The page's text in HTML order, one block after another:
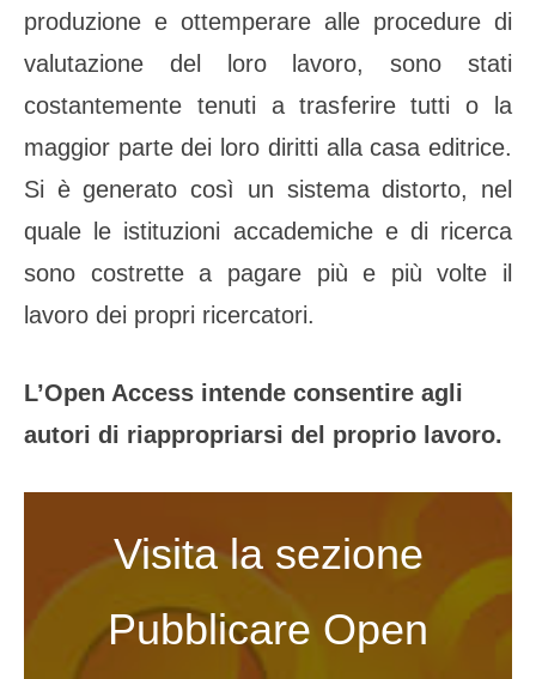
produzione e ottemperare alle procedure di
valutazione del loro lavoro, sono stati
costantemente tenuti a trasferire tutti o la
maggior parte dei loro diritti alla casa editrice.
Si è generato così un sistema distorto, nel
quale le istituzioni accademiche e di ricerca
sono costrette a pagare più e più volte il
lavoro dei propri ricercatori.
L’Open Access intende consentire agli
autori di riappropriarsi del proprio lavoro.
Visita la sezione
Pubblicare Open